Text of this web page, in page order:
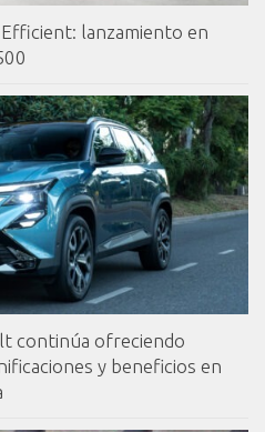
lanzamiento en
continúa ofreciendo
y beneficios en